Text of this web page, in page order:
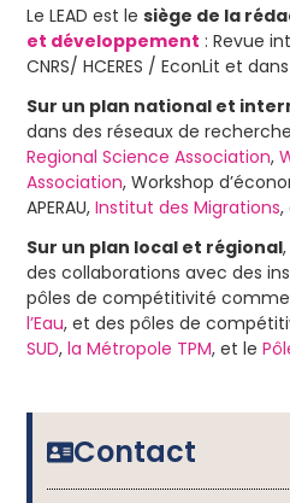
Le LEAD est lesiège de la
et développement : Revue
CNRS/ HCERES / EconLit et dans
Sur un plan national et
dans des réseaux de
Regional Science Association,
Association, Workshop
APERAU,Institut des Migrations,
Sur un plan local et régional
des collaborations avec des
pôles de compétitivité comme
l’Eau, et des pôles de
SUD,la Métropole TPM, et le
Contact